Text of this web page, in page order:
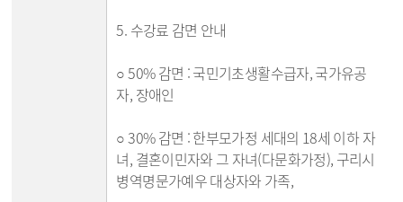
5. 수강료 감면 안내
○ 50% 감면 : 국민기초생활수급자, 국가유공
자, 장애인
○ 30% 감면 : 한부모가정 세대의 18세 이하 자
녀, 결혼이민자와 그 자녀(다문화가정), 구리시
병역명문가예우 대상자와 가족,